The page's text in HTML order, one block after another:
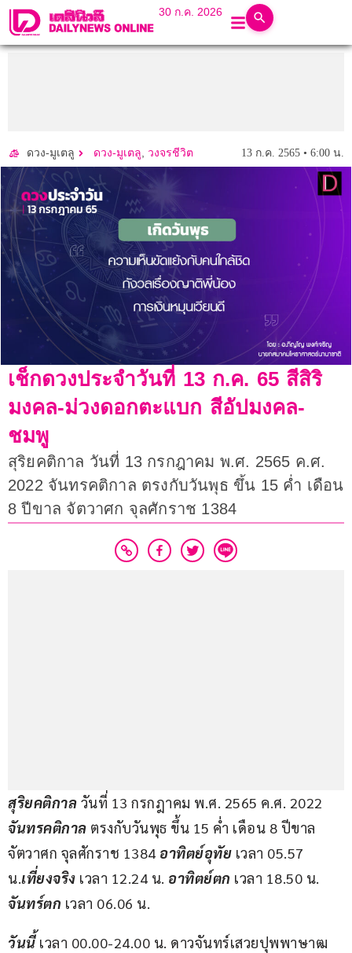
30 ก.ค. 2026
ดวง-มูเตลู ดวง-มูเตลู, วงจรชีวิต 13 ก.ค. 2565 • 6:00 น.
เช็กดวงประจำวันที่ 13 ก.ค. 65 สีสิริ
มงคล-ม่วงดอกตะแบก สีอัปมงคล-
ชมพู
สุริยคติกาล วันที่ 13 กรกฎาคม พ.ศ. 2565 ค.ศ.
2022 จันทรคติกาล ตรงกับวันพุธ ขึ้น 15 ค่ำ เดือน
8 ปีขาล จัตวาศก จุลศักราช 1384
สุริยคติกาล วันที่ 13 กรกฎาคม พ.ศ. 2565 ค.ศ. 2022
จันทรคติกาล ตรงกับวันพุธ ขึ้น 15 ค่ำ เดือน 8 ปีขาล
จัตวาศก จุลศักราช 1384 อาทิตย์อุทัย เวลา 05.57
น.เที่ยงจริง เวลา 12.24 น. อาทิตย์ตก เวลา 18.50 น.
จันทร์ตก เวลา 06.06 น.
วันนี้ เวลา 00.00-24.00 น. ดาวจันทร์เสวยปุพพาษาฒ